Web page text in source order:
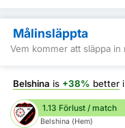
Målinsläppta
Vem kommer att släppa in
Belshina is +38% better
1.13 Förlust / match
Belshina (Hem)